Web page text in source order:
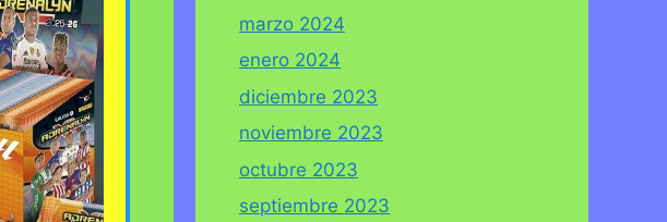
marzo 2024
enero 2024
diciembre 2023
noviembre 2023
octubre 2023
septiembre 2023